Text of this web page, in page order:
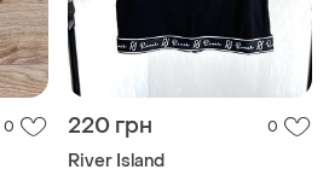
0 220 грн 0
River Island